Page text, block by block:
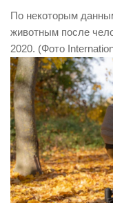
По некоторым
животным после
2020. (Фото